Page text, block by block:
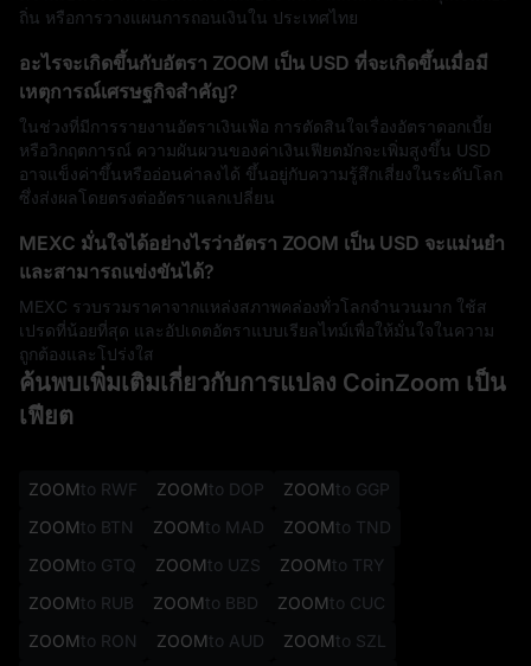
ถิ่น หรือการวางแผนการถอนเงินใน ประเทศไทย
อะไรจะเกิดขึ้นกับอัตรา ZOOM เป็น USD ที่จะเกิดขึ้นเมื่อมี
เหตุการณ์เศรษฐกิจสำคัญ?
ในช่วงที่มีการรายงานอัตราเงินเฟ้อ การตัดสินใจเรื่องอัตราดอกเบี้ย
หรือวิกฤตการณ์ ความผันผวนของค่าเงินเฟียตมักจะเพิ่มสูงขึ้น USD
อาจแข็งค่าขึ้นหรืออ่อนค่าลงได้ ขึ้นอยู่กับความรู้สึกเสี่ยงในระดับโลก
ซึ่งส่งผลโดยตรงต่ออัตราแลกเปลี่ยน
MEXC มั่นใจได้อย่างไรว่าอัตรา ZOOM เป็น USD จะแม่นยำ
และสามารถแข่งขันได้?
MEXC รวบรวมราคาจากแหล่งสภาพคล่องทั่วโลกจำนวนมาก ใช้ส
เปรดที่น้อยที่สุด และอัปเดตอัตราแบบเรียลไทม์เพื่อให้มั่นใจในความ
ถูกต้องและโปร่งใส
ค้นพบเพิ่มเติมเกี่ยวกับการแปลง CoinZoom เป็น
เฟียต
ZOOMto RWF ZOOMto DOP ZOOMto GGP
ZOOMto BTN ZOOMto MAD ZOOMto TND
ZOOMto GTQ ZOOMto UZS ZOOMto TRY
ZOOMto RUB ZOOMto BBD ZOOMto CUC
ZOOMto RON ZOOMto AUD ZOOMto SZL